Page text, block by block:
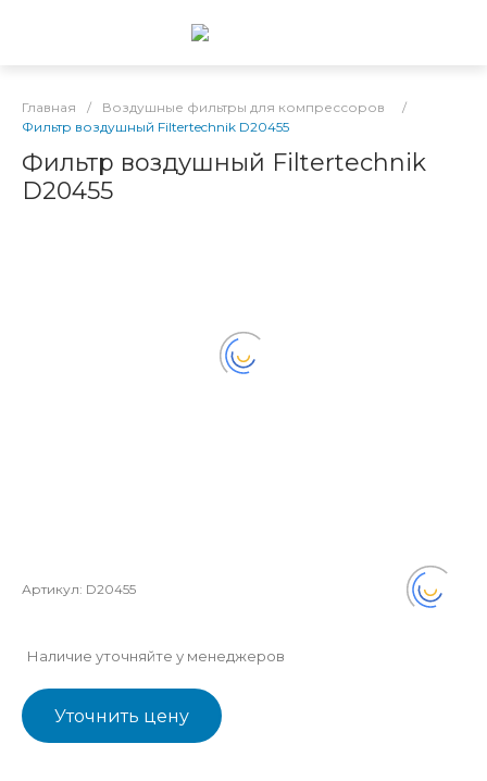
Главная / Воздушные фильтры для компрессоров
/
Фильтр воздушный Filtertechnik D20455
Фильтр воздушный Filtertechnik
D20455
Артикул: D20455
Наличие уточняйте у менеджеров
Уточнить цену